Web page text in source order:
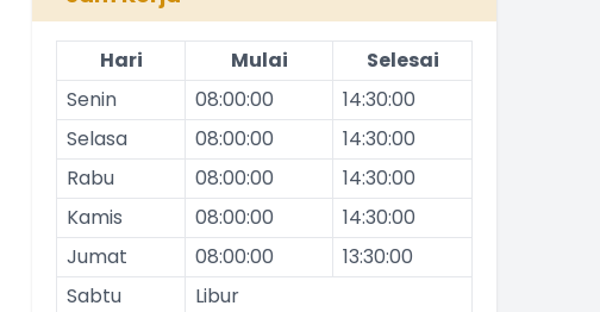
Hari Mulai
Selesai
Senin
08:00:00
14:30:00
Selasa
08:00:00
14:30:00
Rabu
08:00:00
14:30:00
Kamis
08:00:00
14:30:00
Jumat
08:00:00
13:30:00
Sabtu
Libur